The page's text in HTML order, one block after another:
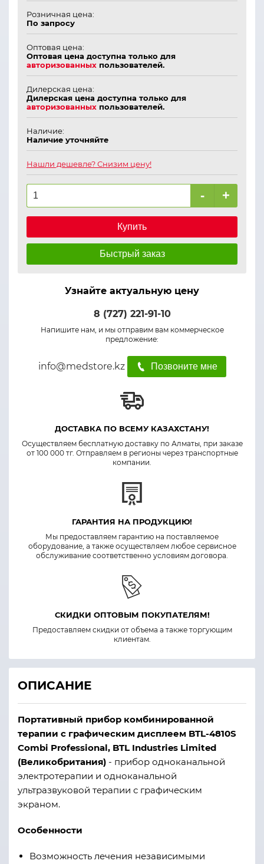
Розничная цена:
По запросу
Оптовая цена:
Оптовая цена доступна только для
авторизованных пользователей.
Дилерская цена:
Дилерская цена доступна только для
авторизованных пользователей.
Наличие:
Наличие уточняйте
Нашли дешевле? Снизим цену!
- +
Купить
Быстрый заказ
Узнайте актуальную цену
8 (727) 221-91-10
Напишите нам, и мы отправим вам коммерческое
предложение:
info@medstore.kz Позвоните мне
ДОСТАВКА ПО ВСЕМУ КАЗАХСТАНУ!
Осуществляем бесплатную доставку по Алматы, при заказе
от 100 000 тг. Отправляем в регионы через транспортные
компании.
ГАРАНТИЯ НА ПРОДУКЦИЮ!
Мы предоставляем гарантию на поставляемое
оборудование, а также осуществляем любое сервисное
обслуживание соответственно условиям договора.
СКИДКИ ОПТОВЫМ ПОКУПАТЕЛЯМ!
Предоставляем скидки от объема а также торгующим
клиентам.
ОПИСАНИЕ
Портативный прибор комбинированной
терапии с графическим дисплеем BTL-4810S
Combi Professional, BTL Industries Limited
(Великобритания) - прибор одноканальной
электротерапии и одноканальной
ультразвуковой терапии с графическим
экраном.
Особенности
Возможность лечения независимыми